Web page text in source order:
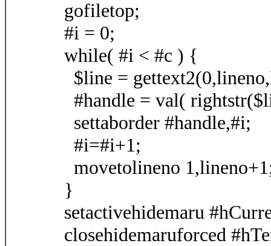
gofiletop;
#i = 0;
while( #i < #c ) {
$line =
#handle = val(
settaborder #handle,#i;
#i=#i+1;
movetolineno
}
setactivehidemaru
closehidemaruforced